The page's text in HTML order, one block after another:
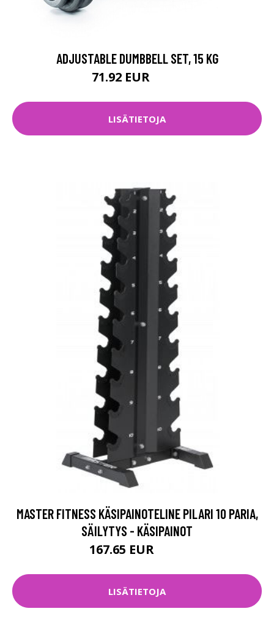
ADJUSTABLE DUMBBELL SET, 15 KG
71.92 EUR
LISÄTIETOJA
MASTER FITNESS KÄSIPAINOTELINE PILARI 10 PARIA,
SÄILYTYS - KÄSIPAINOT
167.65 EUR
LISÄTIETOJA